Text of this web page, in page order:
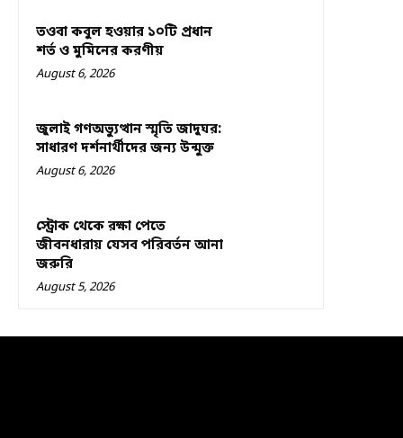
তওবা কবুল হওয়ার ১০টি প্রধান
শর্ত ও মুমিনের করণীয়
August 6, 2026
জুলাই গণঅভ্যুত্থান স্মৃতি জাদুঘর:
সাধারণ দর্শনার্থীদের জন্য উন্মুক্ত
August 6, 2026
স্ট্রোক থেকে রক্ষা পেতে
জীবনধারায় যেসব পরিবর্তন আনা
জরুরি
August 5, 2026